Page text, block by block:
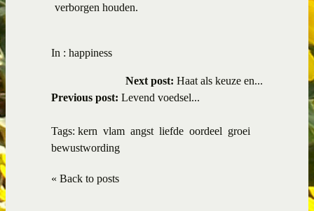
verborgen houden.
In : happiness
Next post: Haat als keuze en...
Previous post: Levend voedsel...
Tags: kern vlam angst liefde oordeel groei
bewustwording
« Back to posts